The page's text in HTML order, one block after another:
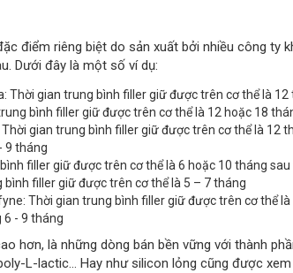
điểm riêng biệt do sản xuất bởi nhiều công ty
Dưới đây là một số ví dụ:
Thời gian trung bình filler giữ được trên cơ thể là 12
bình filler giữ được trên cơ thể là 12 hoặc 18
gian trung bình filler giữ được trên cơ thể là 12
9 tháng
filler giữ được trên cơ thể là 6 hoặc 10 tháng
bình filler giữ được trên cơ thể là 5 – 7 tháng
Thời gian trung bình filler giữ được trên cơ thể
- 9 tháng
hơn, là những dòng bán bền vững với thành
L-lactic... Hay như silicon lỏng cũng được